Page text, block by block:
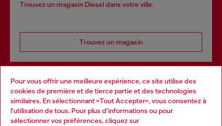
Pour vous offrir une meilleure expérience, ce site utilise des
cookies de première et de tierce partie et des technologies
similaires. En sélectionnant «Tout Accepter», vous consentez à
l'utilisation de tous. Pour plus d'informations ou pour
sélectionner vos préférences, cliquez sur
Trouvez un magasin Diesel dans votre ville.
Trouvez un magasin
Services omnicanaux
Découvrez tous nos services, en ligne et en magasin.
Choose your location